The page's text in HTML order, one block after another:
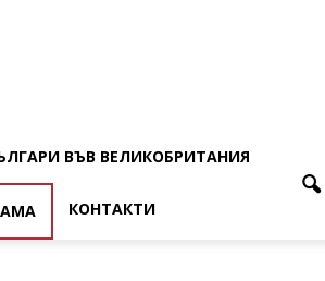
ВЪВ ВЕЛИКОБРИТАНИЯ
КОНТАКТИ